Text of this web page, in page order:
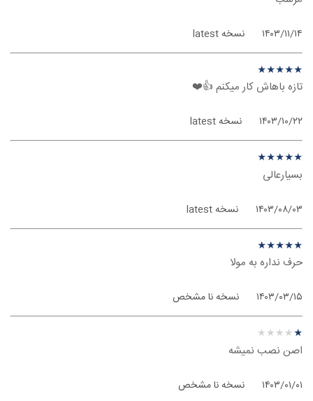
۱۴۰۳/۱۱/۱۴ نسخه latest
نظر درباره ‫IVPN - ویندوز فون
★★★★★
★
★
★
★
★
تازه باهاش کار میکنم 👍❤️
۱۴۰۳/۱۰/۲۲ نسخه latest
نظر درباره ‫IVPN - ویندوز فون
★★★★★
★
★
★
★
★
بسیارعالی
۱۴۰۳/۰۸/۰۳ نسخه latest
نظر درباره ‫IVPN - ویندوز فون
★★★★★
★
★
★
★
★
حرف نداره به مولا
۱۴۰۳/۰۳/۱۵ نسخه نا مشخص
نظر درباره ‫IVPN - ویندوز فون
★★★★★
★
★
★
★
★
اصن نصب نمیشه
۱۴۰۳/۰۱/۰۱ نسخه نا مشخص